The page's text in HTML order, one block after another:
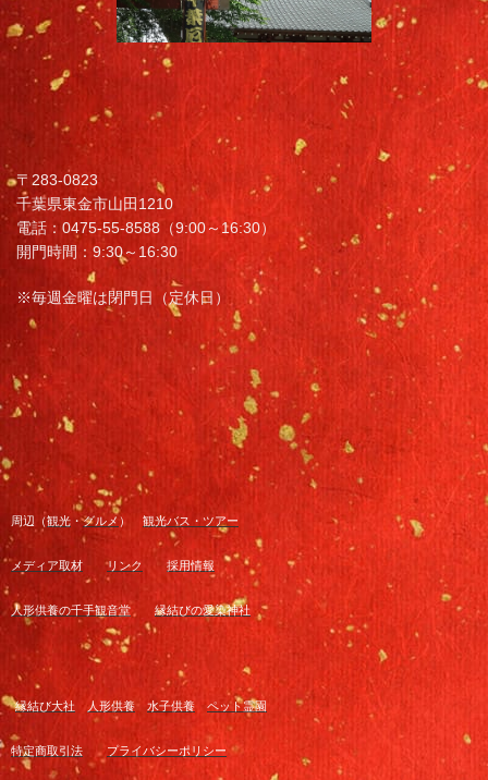
〒283-0823
千葉県東金市山田1210
電話：0475-55-8588（9:00～16:30）
開門時間：9:30～16:30
※毎週金曜は閉門日（定休日）
周辺（観光 ・グルメ ） 観光バス・ツアー
メディア取材 リンク 採用情報
人形供養の千手観音堂 縁結びの愛染神社
縁結び大社 人形供養 水子供養 ペット霊園
特定商取引法 プライバシーポリシー